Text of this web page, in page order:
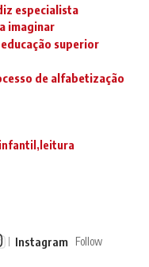
especialista
imaginar
superior
de alfabetização
leitura
Instagram Follow